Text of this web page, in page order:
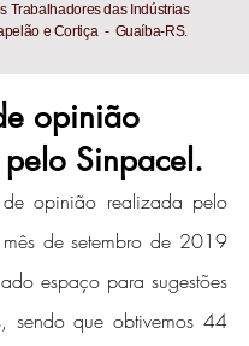
Trabalhadores das Indústrias
e Cortiça - Guaíba-RS.
opinião
Sinpacel.
opinião realizada pelo
mês de setembro de 2019
espaço para sugestões
sendo que obtivemos 44